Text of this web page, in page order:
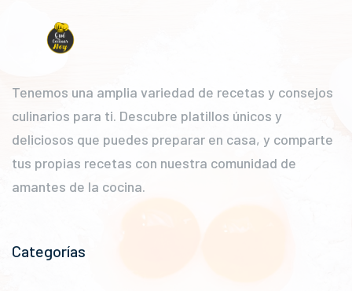
Tenemos una amplia variedad de recetas y consejos
culinarios para ti. Descubre platillos únicos y
deliciosos que puedes preparar en casa, y comparte
tus propias recetas con nuestra comunidad de
amantes de la cocina.
Categorías